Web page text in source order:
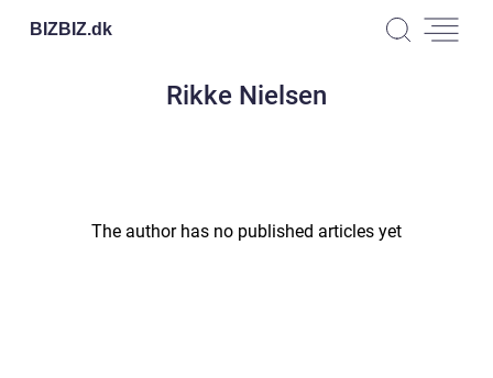
BIZBIZ.dk
Rikke Nielsen
The author has no published articles yet